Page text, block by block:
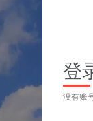
登
没有账